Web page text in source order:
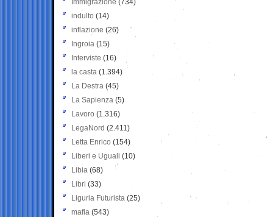
Immigrazione (734)
indulto (14)
inflazione (26)
Ingroia (15)
Interviste (16)
la casta (1.394)
La Destra (45)
La Sapienza (5)
Lavoro (1.316)
LegaNord (2.411)
Letta Enrico (154)
Liberi e Uguali (10)
Libia (68)
Libri (33)
Liguria Futurista (25)
mafia (543)